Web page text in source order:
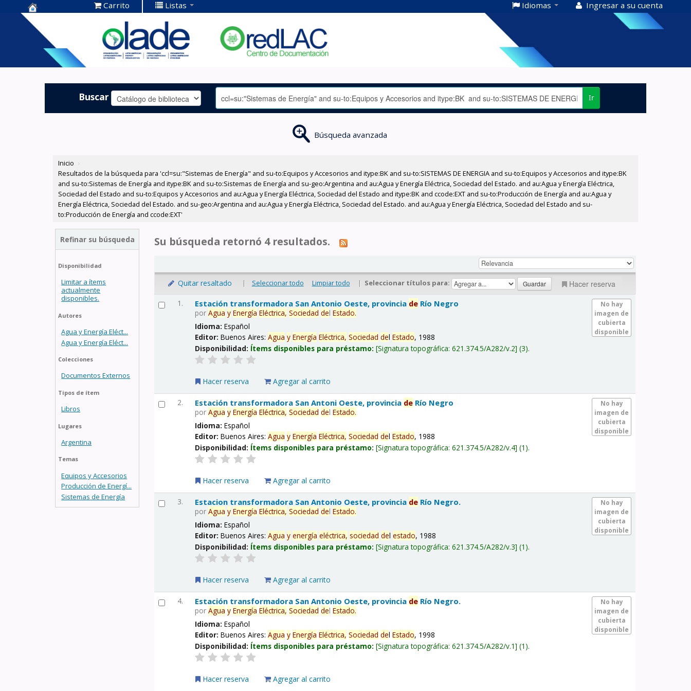
Centro de
Documentación
OLADE -
Carrito Listas Idiomas Ingresar a su cuenta
Buscar Ir
Búsqueda avanzada
Inicio ›
Resultados de la búsqueda para 'ccl=su:"Sistemas de Energía" and su-to:Equipos y Accesorios and itype:BK and su-to:SISTEMAS DE ENERGIA and su-to:Equipos y Accesorios and itype:BK
and su-to:Sistemas de Energía and itype:BK and su-to:Sistemas de Energía and su-geo:Argentina and au:Agua y Energía Eléctrica, Sociedad del Estado. and au:Agua y Energía Eléctrica,
Sociedad del Estado and su-to:Equipos y Accesorios and au:Agua y Energía Eléctrica, Sociedad del Estado and itype:BK and ccode:EXT and su-to:Producción de Energía and au:Agua y
Energía Eléctrica, Sociedad del Estado. and su-geo:Argentina and au:Agua y Energía Eléctrica, Sociedad del Estado. and au:Agua y Energía Eléctrica, Sociedad del Estado and su-
to:Producción de Energía and ccode:EXT'
Refinar su búsqueda
Disponibilidad
Limitar a ítems
actualmente
disponibles.
Autores
Agua y Energía Eléct...
Agua y Energía Eléct...
Colecciones
Documentos Externos
Tipos de ítem
Libros
Lugares
Argentina
Temas
Equipos y Accesorios
Producción de Energí...
Sistemas de Energía
Su búsqueda retornó 4 resultados.
Quitar resaltado | Seleccionar todo Limpiar todo | Seleccionar títulos para: Hacer reserva
1.
No hay
imagen de
cubierta
disponible
Estación transformadora San Antonio Oeste, provincia de Río Negro
porAgua y Energía Eléctrica, Sociedad delEstado.
Idioma:Español
Editor:Buenos Aires:Agua y Energía Eléctrica, Sociedad delEstado, 1988
Disponibilidad: Ítems disponibles para préstamo: Signatura topográfica:621.374.5/A282/v.2 (3).
Hacer reserva Agregar al carrito
2.
No hay
imagen de
cubierta
disponible
Estación transformadora San Antoni Oeste, provincia de Río Negro
porAgua y Energía Eléctrica, Sociedad delEstado.
Idioma:Español
Editor:Buenos Aires:Agua y Energía Eléctrica, Sociedad delEstado, 1988
Disponibilidad: Ítems disponibles para préstamo: Signatura topográfica:621.374.5/A282/v.4 (1).
Hacer reserva Agregar al carrito
3.
No hay
imagen de
cubierta
disponible
Estacion transformadora San Antonio Oeste, provincia de Río Negro.
porAgua y Energía Eléctrica, Sociedad delEstado.
Idioma:Español
Editor:Buenos Aires:Agua y energía eléctrica, sociedad delestado, 1988
Disponibilidad: Ítems disponibles para préstamo: Signatura topográfica:621.374.5/A282/v.3 (1).
Hacer reserva Agregar al carrito
4.
No hay
imagen de
cubierta
disponible
Estación transformadora San Antonio Oeste, provincia de Río Negro.
porAgua y Energía Eléctrica, Sociedad delEstado.
Idioma:Español
Editor:Buenos Aires:Agua y Energía Eléctrica, Sociedad delEstado, 1998
Disponibilidad: Ítems disponibles para préstamo: Signatura topográfica:621.374.5/A282/v.1 (1).
Hacer reserva Agregar al carrito